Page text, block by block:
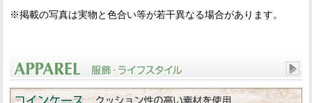
※掲載の写真は実物と色合い等が若干異なる場合があります。